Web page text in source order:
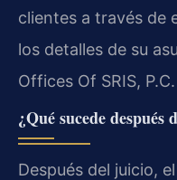
clientes a través de
los detalles de su
Offices Of SRIS,
¿Qué sucede
Después del juicio,